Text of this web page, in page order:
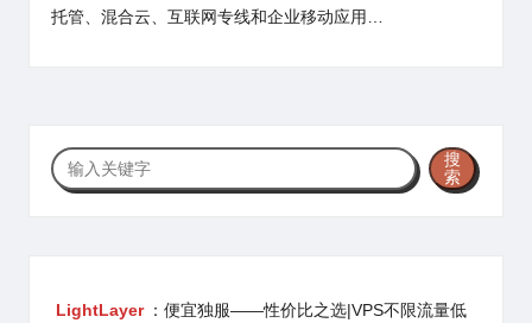
托管、混合云、互联网专线和企业移动应用…
搜
索
搜
索
LightLayer ：便宜独服——性价比之选|VPS不限流量低